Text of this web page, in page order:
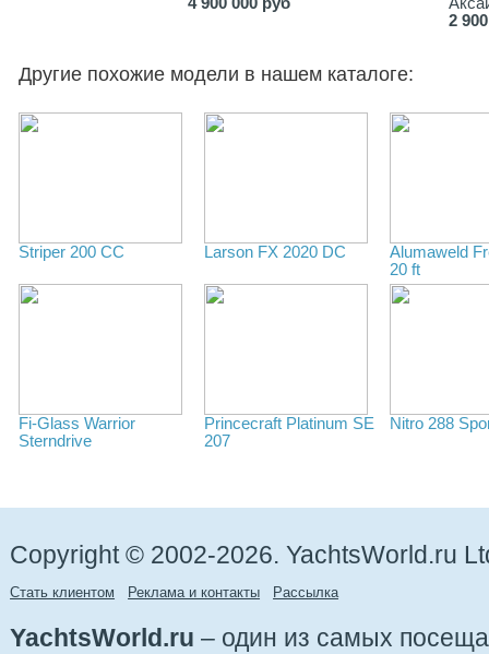
2
Другие похожие модели в нашем каталоге:
Striper 200 CC Larson FX 2020 DC
Alumaweld
20 ft
Fi-Glass Warrior
Sterndrive
Princecraft Platinum SE
207
Nitro 288
Copyright © 2002-2026. YachtsWorld.ru
Стать клиентом Реклама и контакты Рассылка
YachtsWorld.ru – один из самых